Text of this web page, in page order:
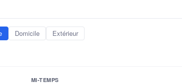
Domicile Extérieur
MI-TEMPS